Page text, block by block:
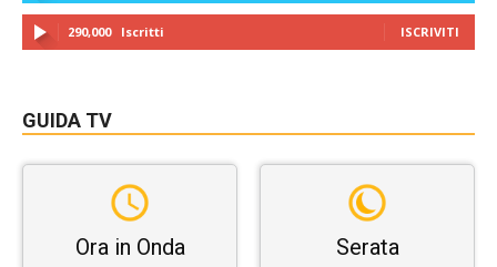
290,000 Iscritti ISCRIVITI
GUIDA TV
Ora in Onda Serata